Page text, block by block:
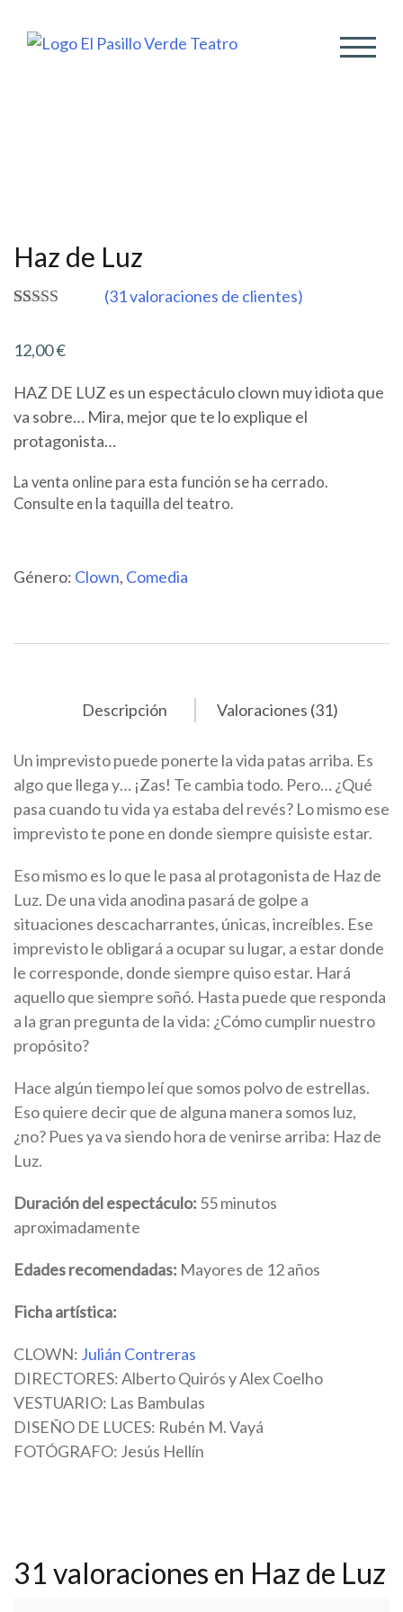
Haz de Luz
basado en
de clientes
(31valoraciones de clientes)
12,00€
HAZ DE LUZ es un espectáculo clown muy idiota que
va sobre… Mira, mejor que te lo explique el
protagonista…
La venta online para esta función se ha cerrado.
Consulte en la taquilla del teatro.
Género: Clown, Comedia
Descripción Valoraciones (31)
Un imprevisto puede ponerte la vida patas arriba. Es
algo que llega y… ¡Zas! Te cambia todo. Pero… ¿Qué
pasa cuando tu vida ya estaba del revés? Lo mismo ese
imprevisto te pone en donde siempre quisiste estar.
Eso mismo es lo que le pasa al protagonista de Haz de
Luz. De una vida anodina pasará de golpe a
situaciones descacharrantes, únicas, increíbles. Ese
imprevisto le obligará a ocupar su lugar, a estar donde
le corresponde, donde siempre quiso estar. Hará
aquello que siempre soñó. Hasta puede que responda
a la gran pregunta de la vida: ¿Cómo cumplir nuestro
propósito?
Hace algún tiempo leí que somos polvo de estrellas.
Eso quiere decir que de alguna manera somos luz,
¿no? Pues ya va siendo hora de venirse arriba: Haz de
Luz.
Duración del espectáculo: 55 minutos
aproximadamente
Edades recomendadas: Mayores de 12 años
Ficha artística:
CLOWN: Julián Contreras
DIRECTORES: Alberto Quirós y Alex Coelho
VESTUARIO: Las Bambulas
DISEÑO DE LUCES: Rubén M. Vayá
FOTÓGRAFO: Jesús Hellín
31 valoraciones en Haz de Luz